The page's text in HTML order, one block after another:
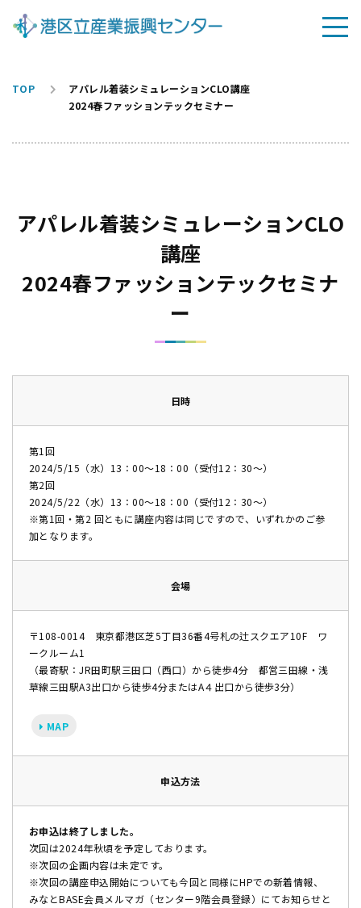
TOP
アパレル着装シミュレーションCLO講座
2024春ファッションテックセミナー
アパレル着装シミュレーションCLO
講座
2024春ファッションテックセミナ
ー
日時
第1回
2024/5/15（水）13：00～18：00（受付12：30～）
第2回
2024/5/22（水）13：00～18：00（受付12：30～）
※第1回・第2 回ともに講座内容は同じですので、いずれかのご参
加となります。
会場
〒108-0014 東京都港区芝5丁目36番4号札の辻スクエア10F ワ
ークルーム1
（最寄駅：JR田町駅三田口（西口）から徒歩4分 都営三田線・浅
草線三田駅A3出口から徒歩4分またはA４出口から徒歩3分）
MAP
申込方法
お申込は終了しました。
次回は2024年秋頃を予定しております。
※次回の企画内容は未定です。
※次回の講座申込開始についても今回と同様にHPでの新着情報、
みなとBASE会員メルマガ（センター9階会員登録）にてお知らせと